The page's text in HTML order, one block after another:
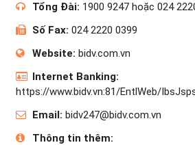
Tổng Đài: 1900 9247 hoặc 024
Số Fax: 024 2220 0399
Website: bidv.com.vn
Internet Banking:
https://www.bidv.vn:81/EntlWeb/
Email: bidv247@bidv.com.vn
Thông tin thêm: